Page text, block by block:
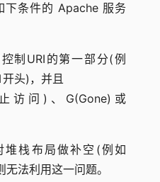
条件的 Apache 服务
制URI的第一部分(例
头)，并且
访问)、G(Gone)或
堆栈布局做补空(例如
法利用这一问题。